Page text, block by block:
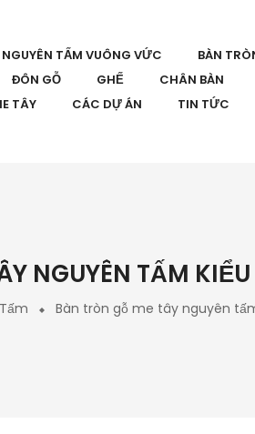
TẤM VUÔNG VỨC
BÀN
ĐÔN GỖ GHẾ CHÂN BÀN
TÂY CÁC DỰ ÁN TIN TỨC
NGUYÊN TẤM
Bàn tròn gỗ me tây nguyên